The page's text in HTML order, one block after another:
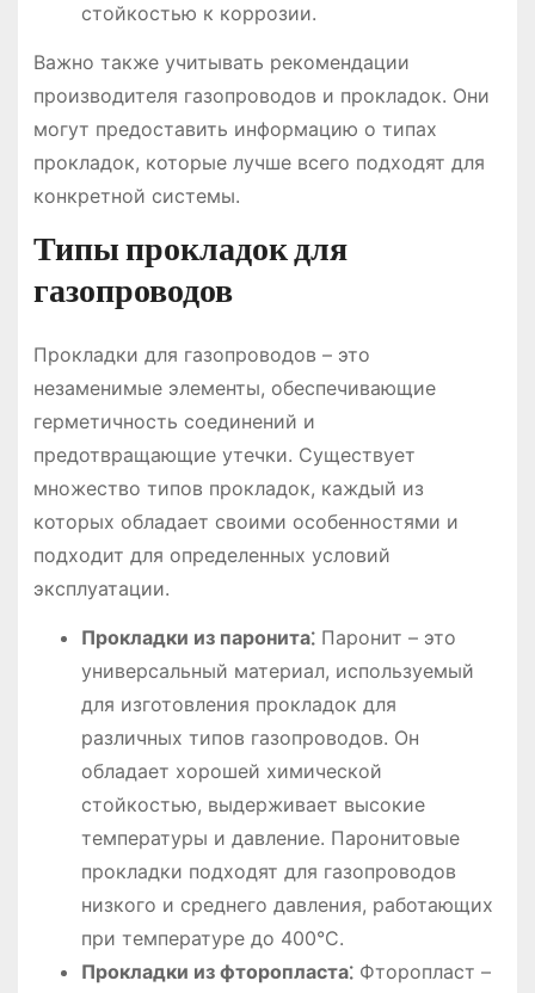
стойкостью к коррозии.
Важно также учитывать рекомендации
производителя газопроводов и прокладок. Они
могут предоставить информацию о типах
прокладок, которые лучше всего подходят для
конкретной системы.
Типы прокладок для
газопроводов
Прокладки для газопроводов – это
незаменимые элементы, обеспечивающие
герметичность соединений и
предотвращающие утечки. Существует
множество типов прокладок, каждый из
которых обладает своими особенностями и
подходит для определенных условий
эксплуатации.
Прокладки из паронита⁚Паронит – это
универсальный материал, используемый
для изготовления прокладок для
различных типов газопроводов. Он
обладает хорошей химической
стойкостью, выдерживает высокие
температуры и давление. Паронитовые
прокладки подходят для газопроводов
низкого и среднего давления, работающих
при температуре до 400°C.
Прокладки из фторопласта⁚Фторопласт –